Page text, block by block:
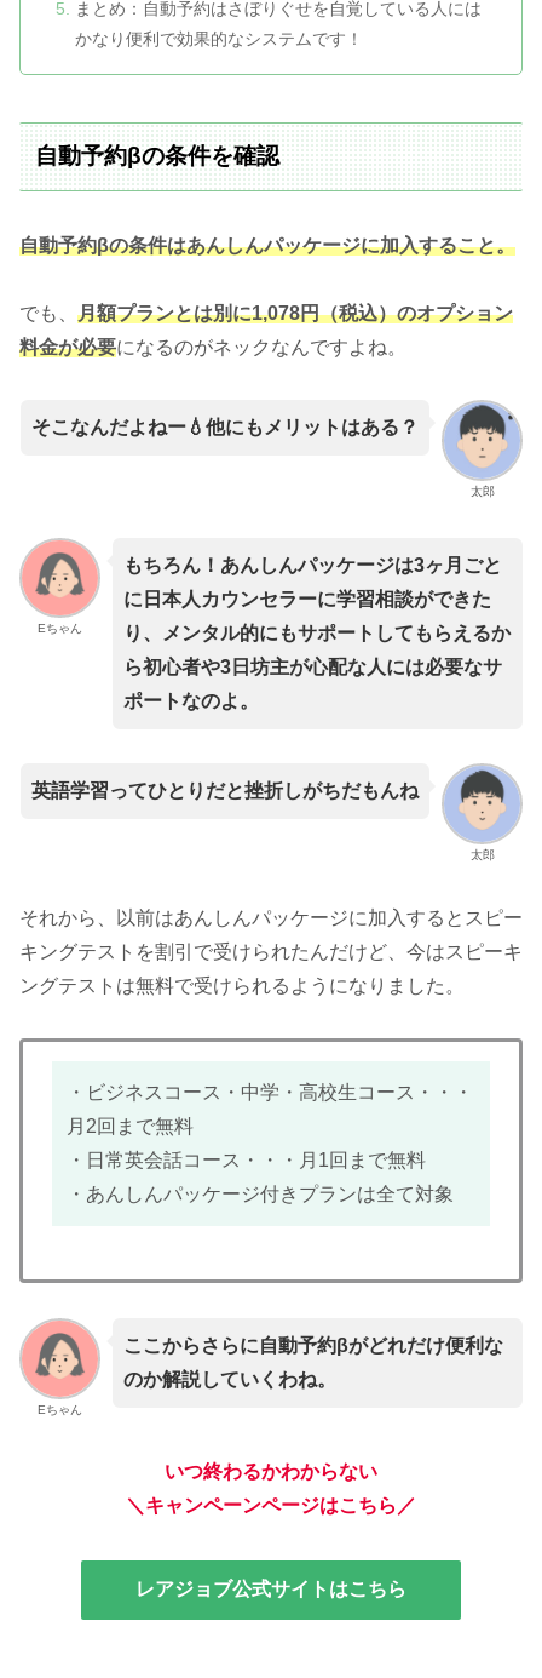
まとめ：自動予約はさぼりぐせを自覚している人には
かなり便利で効果的なシステムです！
自動予約βの条件を確認
自動予約βの条件はあんしんパッケージに加入すること。
でも、 月額プランとは別に1,078円（税込）のオプション
料金が必要になるのがネックなんですよね。
太郎
そこなんだよねー💧他にもメリットはある？
Eちゃん
もちろん！ あんしんパッケージは3ヶ月ごと
に日本人カウンセラーに学習相談ができた
り、メンタル的にもサポートしてもらえるか
ら初心者や3日坊主が心配な人には必要なサ
ポートなのよ。
太郎
英語学習ってひとりだと挫折しがちだもんね
それから、以前はあんしんパッケージに加入するとスピー
キングテストを割引で受けられたんだけど、今はスピーキ
ングテストは無料で受けられるようになりました。
・ビジネスコース・中学・高校生コース・・・
月2回まで無料
・日常英会話コース・・・月1回まで無料
・あんしんパッケージ付きプランは全て対象
Eちゃん
ここからさらに自動予約βがどれだけ便利な
のか解説していくわね。
いつ終わるかわからない
＼キャンペーンページはこちら／
レアジョブ公式サイトはこちら